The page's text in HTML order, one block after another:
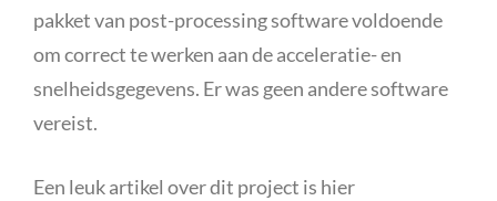
pakket van post-processing software voldoende
om correct te werken aan de acceleratie- en
snelheidsgegevens. Er was geen andere software
vereist.
Een leuk artikel over dit project is hier